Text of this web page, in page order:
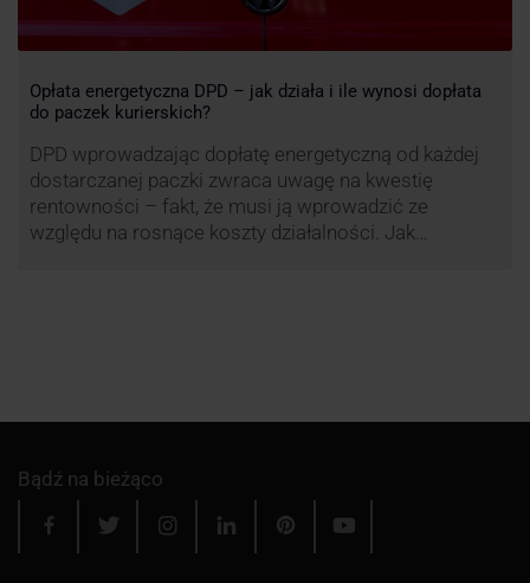
Opłata energetyczna DPD – jak działa i ile wynosi dopłata
do paczek kurierskich?
DPD wprowadzając dopłatę energetyczną od każdej
dostarczanej paczki zwraca uwagę na kwestię
rentowności – fakt, że musi ją wprowadzić ze
względu na rosnące koszty działalności. Jak
Bądź na bieżąco